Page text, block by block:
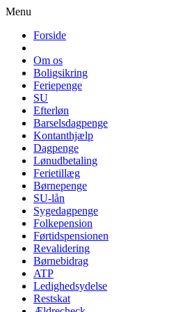
Menu
Forside
Om os
Boligsikring
Feriepenge
SU
Efterløn
Barselsdagpenge
Kontanthjælp
Dagpenge
Lønudbetaling
Ferietillæg
Børnepenge
SU-lån
Sygedagpenge
Folkepension
Førtidspensionen
Revalidering
Børnebidrag
ATP
Ledighedsydelse
Restskat